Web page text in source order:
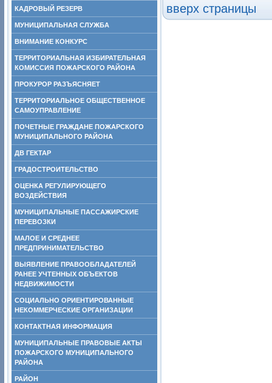
КАДРОВЫЙ РЕЗЕРВ
МУНИЦИПАЛЬНАЯ СЛУЖБА
ВНИМАНИЕ КОНКУРС
ТЕРРИТОРИАЛЬНАЯ ИЗБИРАТЕЛЬНАЯ
КОМИССИЯ ПОЖАРСКОГО РАЙОНА
ПРОКУРОР РАЗЪЯСНЯЕТ
ТЕРРИТОРИАЛЬНОЕ ОБЩЕСТВЕННОЕ
САМОУПРАВЛЕНИЕ
ПОЧЕТНЫЕ ГРАЖДАНЕ ПОЖАРСКОГО
МУНИЦИПАЛЬНОГО РАЙОНА
ДВ ГЕКТАР
ГРАДОСТРОИТЕЛЬСТВО
ОЦЕНКА РЕГУЛИРУЮЩЕГО
ВОЗДЕЙСТВИЯ
МУНИЦИПАЛЬНЫЕ ПАССАЖИРСКИЕ
ПЕРЕВОЗКИ
МАЛОЕ И СРЕДНЕЕ
ПРЕДПРИНИМАТЕЛЬСТВО
ВЫЯВЛЕНИЕ ПРАВООБЛАДАТЕЛЕЙ
РАНЕЕ УЧТЕННЫХ ОБЪЕКТОВ
НЕДВИЖИМОСТИ
СОЦИАЛЬНО ОРИЕНТИРОВАННЫЕ
НЕКОММЕРЧЕСКИЕ ОРГАНИЗАЦИИ
КОНТАКТНАЯ ИНФОРМАЦИЯ
МУНИЦИПАЛЬНЫЕ ПРАВОВЫЕ АКТЫ
ПОЖАРСКОГО МУНИЦИПАЛЬНОГО
РАЙОНА
РАЙОН
вверх страницы